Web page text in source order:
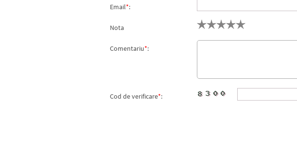
Email*:
Nota
Comentariu*:
Cod de verificare*: